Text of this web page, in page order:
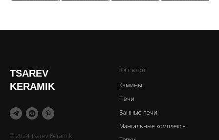
TSAREV
KERAMIK
© 2024 Tsarev Keramik
Каталог
Камины
Печи
Банные печи
Мангальные комплексы